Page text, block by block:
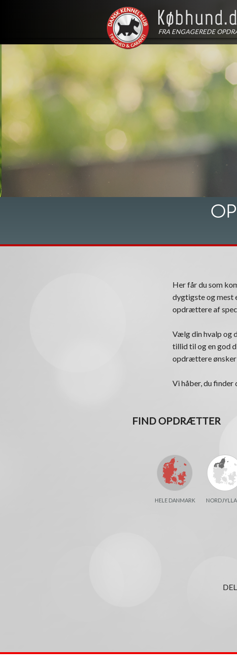
FRA ENGAGEREDE
Her får du som
dygtigste og mest
opdrættere af
Vælg din hvalp og
tillid til og en god
opdrættere ønsker
Vi håber, du finder
FIND OPDRÆTTER
HELE DANMARK